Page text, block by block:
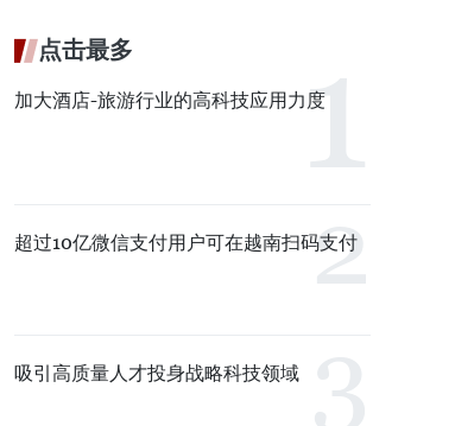
点击最多
加大酒店-旅游行业的高科技应用力度
超过10亿微信支付用户可在越南扫码支付
吸引高质量人才投身战略科技领域